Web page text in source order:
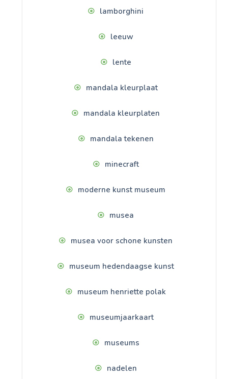
lamborghini
leeuw
lente
mandala kleurplaat
mandala kleurplaten
mandala tekenen
minecraft
moderne kunst museum
musea
musea voor schone kunsten
museum hedendaagse kunst
museum henriette polak
museumjaarkaart
museums
nadelen